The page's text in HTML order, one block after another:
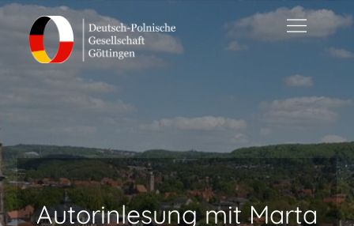
Skip
content
Autorinlesung mit Marta